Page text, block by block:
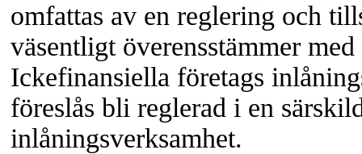
omfattas av en reglering och
väsentligt överensstämmer
Ickefinansiella företags
föreslås bli reglerad i en
inlåningsverksamhet.